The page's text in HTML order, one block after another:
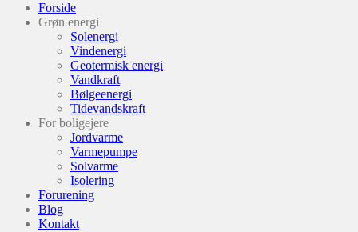
Forside
Grøn energi
Solenergi
Vindenergi
Geotermisk energi
Vandkraft
Bølgeenergi
Tidevandskraft
For boligejere
Jordvarme
Varmepumpe
Solvarme
Isolering
Forurening
Blog
Kontakt